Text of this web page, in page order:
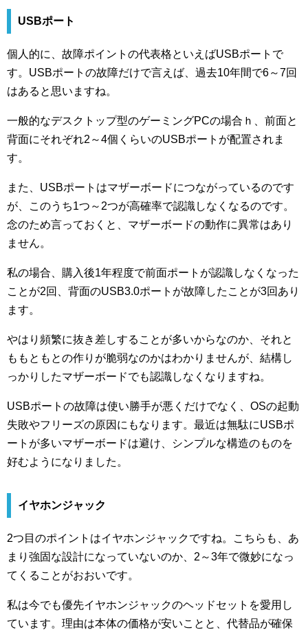
USBポート
個人的に、故障ポイントの代表格といえばUSBポートで
す。USBポートの故障だけで言えば、過去10年間で6～7回
はあると思いますね。
一般的なデスクトップ型のゲーミングPCの場合ｈ、前面と
背面にそれぞれ2～4個くらいのUSBポートが配置されま
す。
また、USBポートはマザーボードにつながっているのです
が、このうち1つ～2つが高確率で認識しなくなるのです。
念のため言っておくと、マザーボードの動作に異常はあり
ません。
私の場合、購入後1年程度で前面ポートが認識しなくなった
ことが2回、背面のUSB3.0ポートが故障したことが3回あり
ます。
やはり頻繁に抜き差しすることが多いからなのか、それと
ももともとの作りが脆弱なのかはわかりませんが、結構し
っかりしたマザーボードでも認識しなくなりますね。
USBポートの故障は使い勝手が悪くだけでなく、OSの起動
失敗やフリーズの原因にもなります。最近は無駄にUSBポ
ートが多いマザーボードは避け、シンプルな構造のものを
好むようになりました。
イヤホンジャック
2つ目のポイントはイヤホンジャックですね。こちらも、あ
まり強固な設計になっていないのか、2～3年で微妙になっ
てくることがおおいです。
私は今でも優先イヤホンジャックのヘッドセットを愛用し
ています。理由は本体の価格が安いことと、代替品が確保